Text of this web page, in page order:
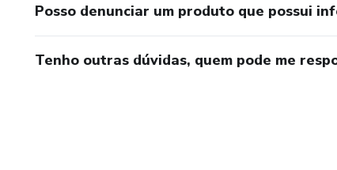
Posso denunciar um produto que possui
Tenho outras dúvidas, quem pode me